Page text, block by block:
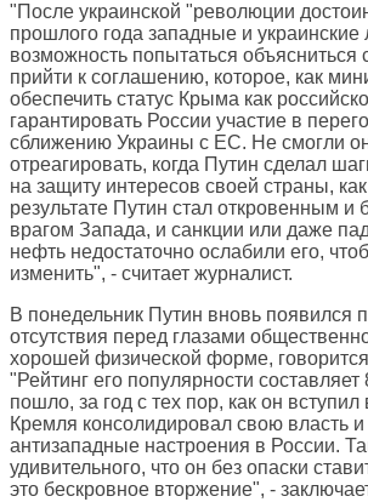
"После украинской "революции
прошлого года западные и украинские
возможность попытаться объясниться
прийти к соглашению, которое, как
обеспечить статус Крыма как
гарантировать России участие в
сближению Украины с ЕС. Не смогли
отреагировать, когда Путин сделал
на защиту интересов своей страны,
результате Путин стал откровенным
врагом Запада, и санкции или даже
нефть недостаточно ослабили его,
изменить", - считает журналист.
В понедельник Путин вновь появился
отсутствия перед глазами
хорошей физической форме, говорится
"Рейтинг его популярности
пошло, за год с тех пор, как он
Кремля консолидировал свою власть и
антизападные настроения в России.
удивительного, что он без опаски
это бескровное вторжение", -